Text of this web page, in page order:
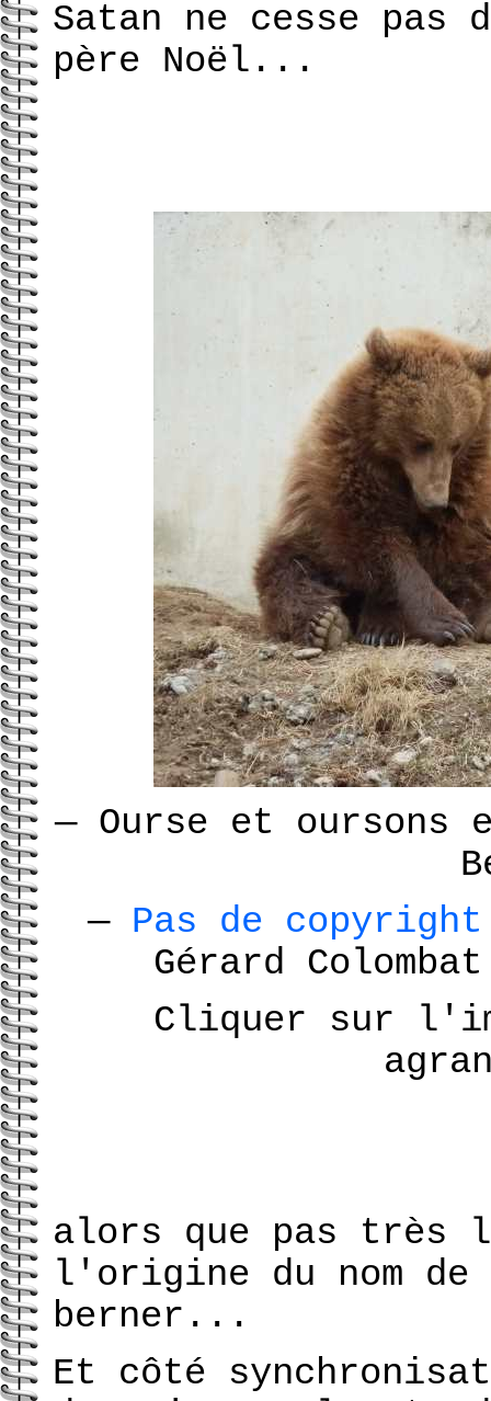
Satan ne cesse pas
père Noël...
—Ourse et oursons
— Pas de
Gérard
Cliquer sur
alors que pas très
l'origine du nom
berner...
Et côté